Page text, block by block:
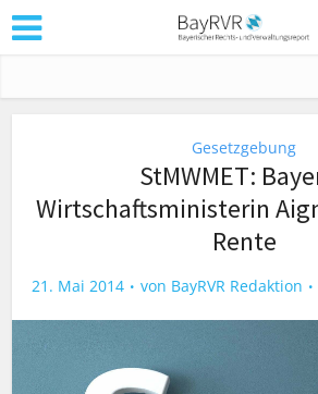
Gesetzgebung
StMWMET:
Wirtschaftsministerin
Rente
21. Mai 2014 von BayRVR Redaktion